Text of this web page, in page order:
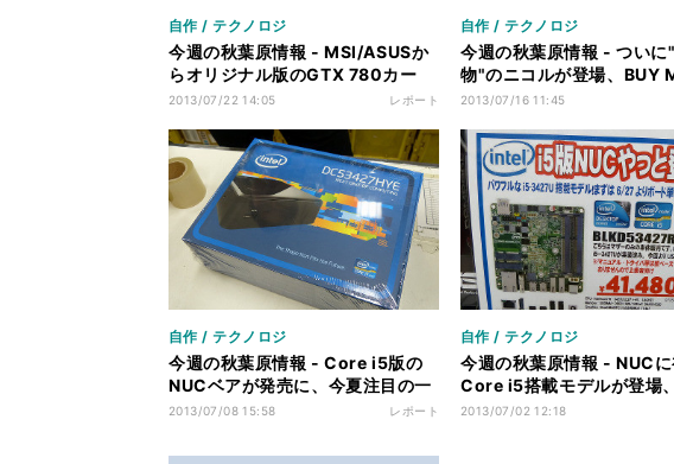
自作 / テクノロジ
今週の秋葉原情報 - MSI/ASUSか
らオリジナル版のGTX 780カー
ド、6万円程度の格安3Dプリンタ
2013/07/22 14:05 レポート
自作 / テクノロジ
今週の秋葉原情報 - ついに
物"のニコルが登場、BUY
アウトレット館は閉店に
2013/07/16 11:45
自作 / テクノロジ
今週の秋葉原情報 - Core i5版の
NUCベアが発売に、今夏注目の一
体型水冷CPUクーラーも
2013/07/08 15:58 レポート
自作 / テクノロジ
今週の秋葉原情報 - NUC
Core i5搭載モデルが登場
GPU「GeForce GTX 760
2013/07/02 12:18